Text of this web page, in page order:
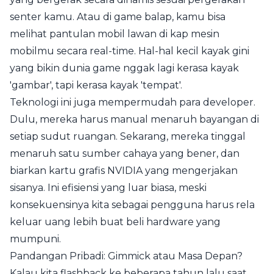
senter kamu. Atau di game balap, kamu bisa
melihat pantulan mobil lawan di kap mesin
mobilmu secara real-time. Hal-hal kecil kayak gini
yang bikin dunia game nggak lagi kerasa kayak
'gambar', tapi kerasa kayak 'tempat'.
Teknologi ini juga mempermudah para developer.
Dulu, mereka harus manual menaruh bayangan di
setiap sudut ruangan. Sekarang, mereka tinggal
menaruh satu sumber cahaya yang bener, dan
biarkan kartu grafis NVIDIA yang mengerjakan
sisanya. Ini efisiensi yang luar biasa, meski
konsekuensinya kita sebagai pengguna harus rela
keluar uang lebih buat beli hardware yang
mumpuni.
Pandangan Pribadi: Gimmick atau Masa Depan?